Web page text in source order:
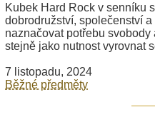
Kubek Hard Rock v senníku
dobrodružství, společenství
naznačovat potřebu
stejně jako nutnost vyrovnat
7 listopadu, 2024
Běžné předměty